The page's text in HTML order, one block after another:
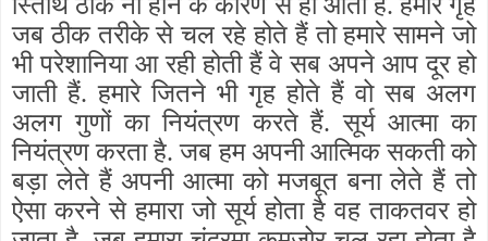
स्तिथि ठीक ना होने के कारण से ही आती हैं. हमारे गृह
जब ठीक तरीके से चल रहे होते हैं तो हमारे सामने जो
भी परेशानिया आ रही होती हैं वे सब अपने आप दूर हो
जाती हैं. हमारे जितने भी गृह होते हैं वो सब अलग
अलग गुणों का नियंत्रण करते हैं. सूर्य आत्मा का
नियंत्रण करता है. जब हम अपनी आत्मिक सकती को
बड़ा लेते हैं अपनी आत्मा को मजबूत बना लेते हैं तो
ऐसा करने से हमारा जो सूर्य होता है वह ताकतवर हो